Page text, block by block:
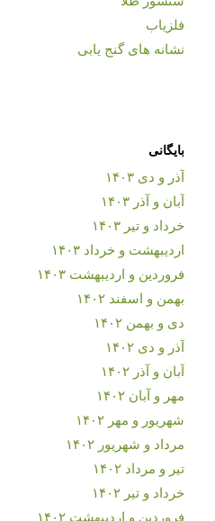
فلزیاب
نشانه های گنج یابی
بایگانی
آذر و دی ۱۴۰۳
آبان و آذر ۱۴۰۳
خرداد و تیر ۱۴۰۳
اردیبهشت و خرداد ۱۴۰۳
فروردین و اردیبهشت ۱۴۰۳
بهمن و اسفند ۱۴۰۲
دی و بهمن ۱۴۰۲
آذر و دی ۱۴۰۲
آبان و آذر ۱۴۰۲
مهر و آبان ۱۴۰۲
شهریور و مهر ۱۴۰۲
مرداد و شهریور ۱۴۰۲
تیر و مرداد ۱۴۰۲
خرداد و تیر ۱۴۰۲
فروردین و اردیبهشت ۱۴۰۲